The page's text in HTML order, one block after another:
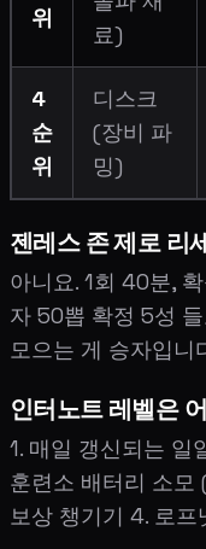
위
료)
4
순
위
디스크
(장비 파
밍)
젠레스 존 제로 리
아니요. 1회 40분,
자 50뽑 확정 5성
모으는 게 승자입니
인터노트 레벨은
1. 매일 갱신되는 일
훈련소 배터리 소모
보상 챙기기 4. 로프